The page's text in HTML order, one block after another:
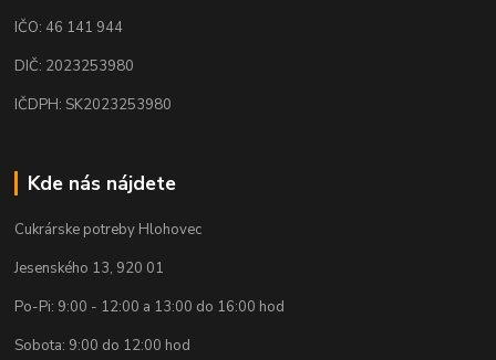
IČO: 46 141 944
DIČ: 2023253980
IČDPH: SK2023253980
Kde nás nájdete
Cukrárske potreby Hlohovec
Jesenského 13, 920 01
Po-Pi: 9:00 - 12:00 a 13:00 do 16:00 hod
Sobota: 9:00 do 12:00 hod